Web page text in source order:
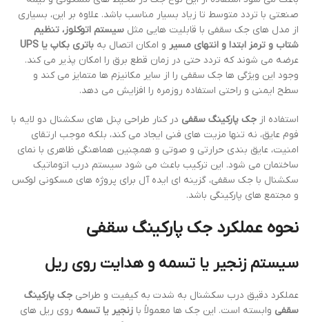
صنعتی با تردد متوسط تا زیاد بسیار مناسب باشد. علاوه بر این، بسیاری
از مدل های جک سقفی با قابلیت هایی مثل سیستم اتوکلوز، تنظیم
شتاب و ترمز ابتدا و انتهای مسیر و امکان اتصال به باتری بکاپ یا UPS
عرضه می شوند که تردد حتی در زمان قطع برق را امکان پذیر می کند.
وجود این ویژگی ها جک سقفی را از سایر مکانیزم ها متمایز می کند و
سطح ایمنی و راحتی استفاده روزمره را افزایش می دهد.
استفاده از جک پارکینگ سقفی در کنار طراحی پنل های سکشنال دو لایه با
فوم عایق، نه تنها مزیت های فنی ایجاد می کند، بلکه موجب ارتقای
امنیت، عایق بندی حرارتی و صوتی و همچنین هماهنگی ظاهری با نمای
ساختمان می شود. این ترکیب باعث می شود سیستم درب اتوماتیک
سکشنال با جک سقفی، گزینه ای ایده آل برای پروژه های مسکونی لوکس
و مجتمع های پارکینگی باشد.
نحوه عملکرد جک پارکینگ سقفی
سیستم زنجیر یا تسمه و هدایت روی ریل
عملکرد دقیق درب سکشنال به شدت به کیفیت و طراحی جک پارکینگ
سقفی وابسته است. این جک ها معمولاً با زنجیر یا تسمه روی ریل های